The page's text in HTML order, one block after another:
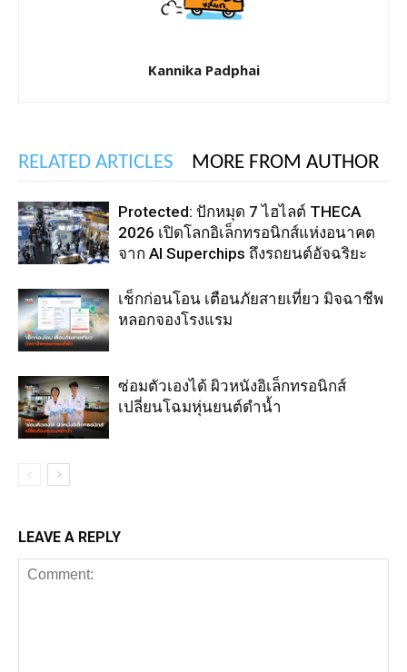
Kannika Padphai
RELATED ARTICLES MORE FROM AUTHOR
Protected: ปักหมุด 7 ไฮไลต์ THECA
2026 เปิดโลกอิเล็กทรอนิกส์แห่งอนาคต
จาก AI Superchips ถึงรถยนต์อัจฉริยะ
เช็กก่อนโอน เตือนภัยสายเที่ยว มิจฉาชีพ
หลอกจองโรงแรม
ซ่อมตัวเองได้ ผิวหนังอิเล็กทรอนิกส์
เปลี่ยนโฉมหุ่นยนต์ดำน้ำ
LEAVE A REPLY